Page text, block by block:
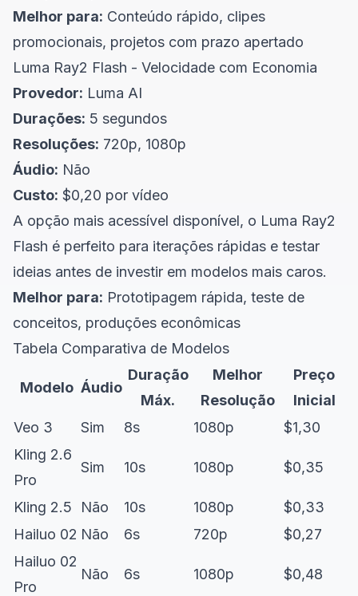
Melhor para: Conteúdo rápido, clipes
promocionais, projetos com prazo apertado
Luma Ray2 Flash - Velocidade com Economia
Provedor: Luma AI
Durações: 5 segundos
Resoluções: 720p, 1080p
Áudio: Não
Custo: $0,20 por vídeo
A opção mais acessível disponível, o Luma Ray2
Flash é perfeito para iterações rápidas e testar
ideias antes de investir em modelos mais caros.
Melhor para: Prototipagem rápida, teste de
conceitos, produções econômicas
Tabela Comparativa de Modelos
Modelo Áudio
Duração
Máx.
Melhor
Resolução
Preço
Inicial
Veo 3
Sim 8s 1080p
$1,30
Kling 2.6
Pro
Sim 10s 1080p $0,35
Kling 2.5 Não 10s 1080p
$0,33
Hailuo 02 Não 6s 720p
$0,27
Hailuo 02
Pro
Não 6s 1080p $0,48